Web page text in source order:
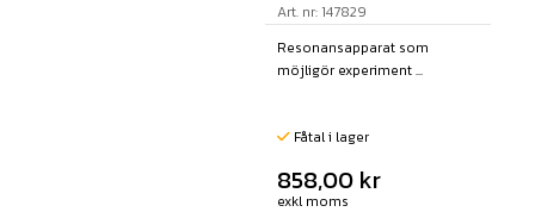
Art. nr: 147829
Resonansapparat som
möjligör experiment ...
Fåtal i lager
858,00 kr
exkl moms